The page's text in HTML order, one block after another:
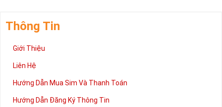
Thông Tin
Giới Thiệu
Liên Hệ
Hướng Dẫn Mua Sim Và Thanh Toán
Hướng Dẫn Đăng Ký Thông Tin